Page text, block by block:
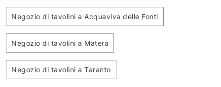
Negozio di tavolini a Acquaviva delle Fonti
Negozio di tavolini a Matera
Negozio di tavolini a Taranto